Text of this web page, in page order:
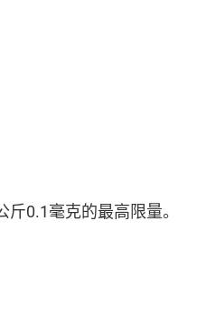
0.1毫克的最高限量。